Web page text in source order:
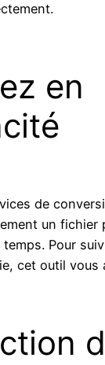
en
de
un fichier
Pour
cet outil vous